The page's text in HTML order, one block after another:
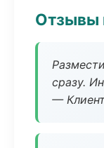
Отзывы
сразу.
—